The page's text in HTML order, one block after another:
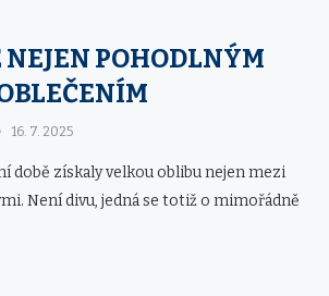
NEJEN POHODLNÝM
16. 7. 2025
době získaly velkou oblibu nejen mezi
Není divu, jedná se totiž o mimořádně